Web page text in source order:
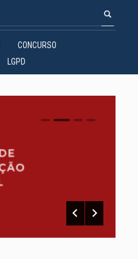
CONCURSO
LGPD
0 1 2